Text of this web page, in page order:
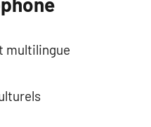
multilingue